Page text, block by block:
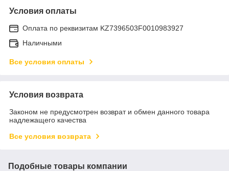
Условия оплаты
Оплата по реквизитам KZ7396503F0010983927
Наличными
Все условия оплаты
Условия возврата
Законом не предусмотрен возврат и обмен данного товара
надлежащего качества
Все условия возврата
Подобные товары компании